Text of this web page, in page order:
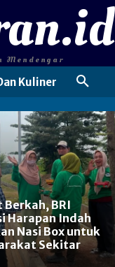
Mendengar
Kuliner
Berkah, BRI
Harapan Indah
Nasi Box untuk
Sekitar